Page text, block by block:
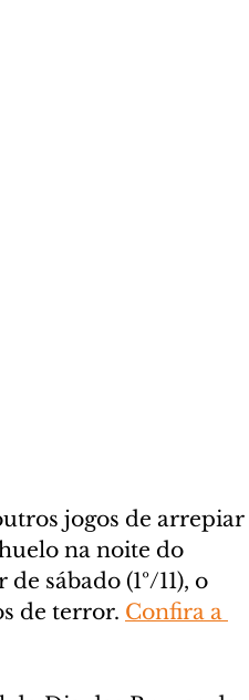
jogos de arrepiar
na noite do
sábado (1º/11), o
de terror. Confira a